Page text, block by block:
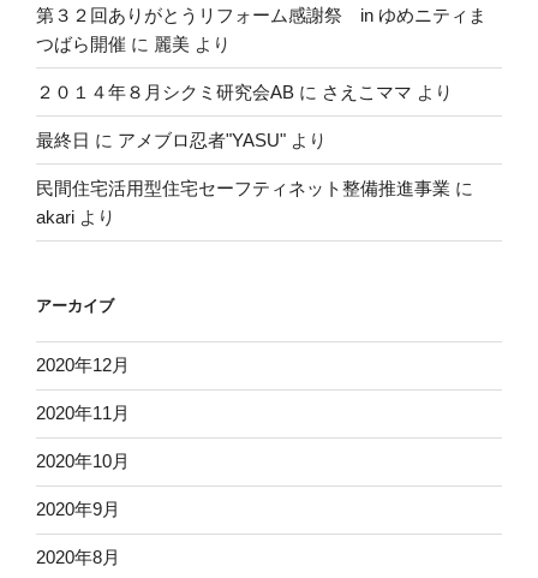
第３２回ありがとうリフォーム感謝祭 in ゆめニティま
つばら開催 に 麗美 より
２０１４年８月シクミ研究会AB に さえこママ より
最終日 に アメブロ忍者"YASU" より
民間住宅活用型住宅セーフティネット整備推進事業 に
akari より
アーカイブ
2020年12月
2020年11月
2020年10月
2020年9月
2020年8月